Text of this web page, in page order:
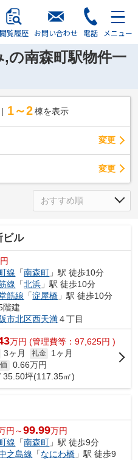
閲覧履歴 お問い合わせ 電話 メニュー
の南森町駅物件一
1～2 棟を表示
変更
変更
ビル
線 「南森町 」駅 徒歩10分
線 「北浜 」駅 徒歩10分
筋線 「淀屋橋 」駅 徒歩10分
階建
市北区西天満４丁目
万円 (管理費等：97,625円 )
3ヶ月 礼金 1ヶ月
0.66万円
35.50坪(117.35㎡)
円～99.99万円
線 「南森町 」駅 徒歩9分
之島線 「なにわ橋 」駅 徒歩9